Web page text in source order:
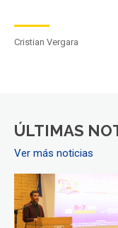
Cristian Vergara
ÚLTIMAS
Ver más noticias